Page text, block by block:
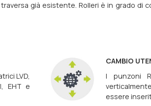
già esistente. Rolleri è in grado
LVD,
EHT e
CAMBIO
I punzoni
essere